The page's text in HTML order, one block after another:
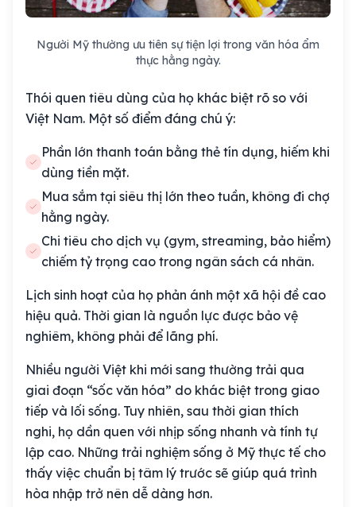
Người Mỹ thường ưu tiên sự tiện lợi trong văn hóa ẩm
thực hằng ngày.
Thói quen tiêu dùng của họ khác biệt rõ so với
Việt Nam. Một số điểm đáng chú ý:
Phần lớn thanh toán bằng thẻ tín dụng, hiếm khi
dùng tiền mặt.
Mua sắm tại siêu thị lớn theo tuần, không đi chợ
hằng ngày.
Chi tiêu cho dịch vụ (gym, streaming, bảo hiểm)
chiếm tỷ trọng cao trong ngân sách cá nhân.
Lịch sinh hoạt của họ phản ánh một xã hội đề cao
hiệu quả. Thời gian là nguồn lực được bảo vệ
nghiêm, không phải để lãng phí.
Nhiều người Việt khi mới sang thường trải qua
giai đoạn “sốc văn hóa” do khác biệt trong giao
tiếp và lối sống. Tuy nhiên, sau thời gian thích
nghi, họ dần quen với nhịp sống nhanh và tính tự
lập cao. Những trải nghiệm sống ở Mỹ thực tế cho
thấy việc chuẩn bị tâm lý trước sẽ giúp quá trình
hòa nhập trở nên dễ dàng hơn.